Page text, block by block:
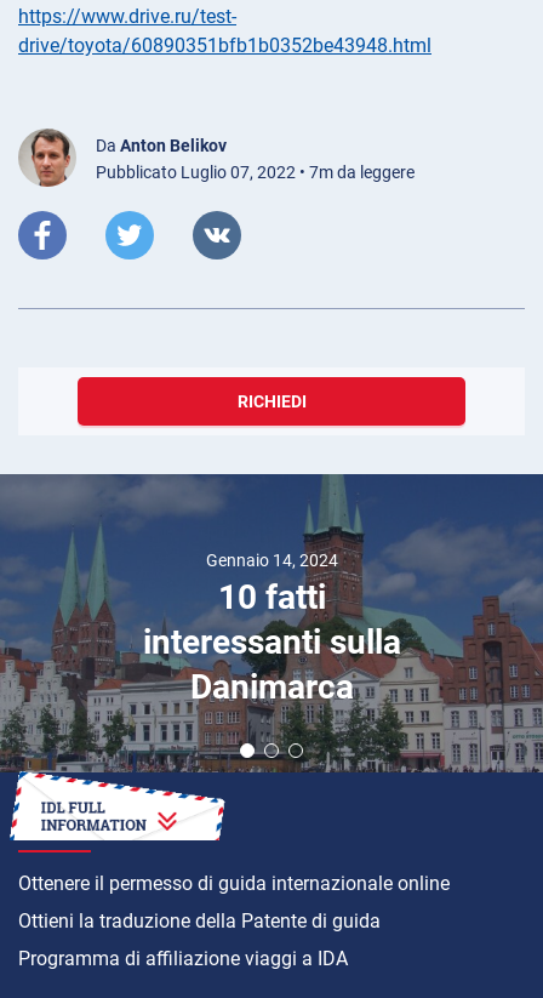
https://www.drive.ru/test-
drive/toyota/60890351bfb1b0352be43948.html
Da Anton Belikov
Pubblicato Luglio 07, 2022 • 7m da leggere
RICHIEDI
Gennaio 14, 2024
10 fatti
interessanti sulla
Danimarca
COME
Ottenere il permesso di guida internazionale online
Ottieni la traduzione della Patente di guida
Programma di affiliazione viaggi a IDA